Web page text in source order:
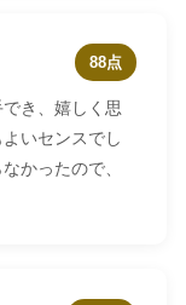
88点
き、嬉しく思
いセンスでし
かったので、